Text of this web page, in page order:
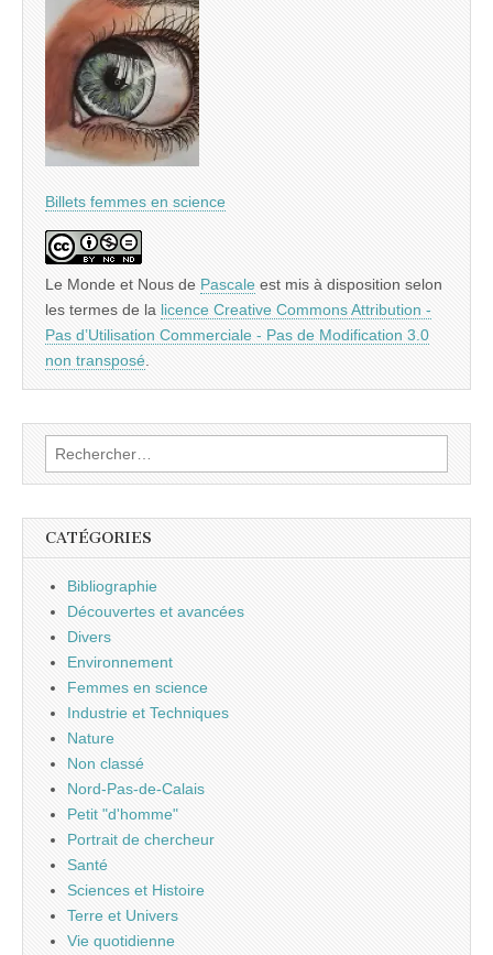
Billets femmes en science
Le Monde et Nous de Pascale est mis à disposition selon
les termes de la licence Creative Commons Attribution -
Pas d’Utilisation Commerciale - Pas de Modification 3.0
non transposé
Rechercher :
CATÉGORIES
Bibliographie
Découvertes et avancées
Divers
Environnement
Femmes en science
Industrie et Techniques
Nature
Non classé
Nord-Pas-de-Calais
Petit "d'homme"
Portrait de chercheur
Santé
Sciences et Histoire
Terre et Univers
Vie quotidienne